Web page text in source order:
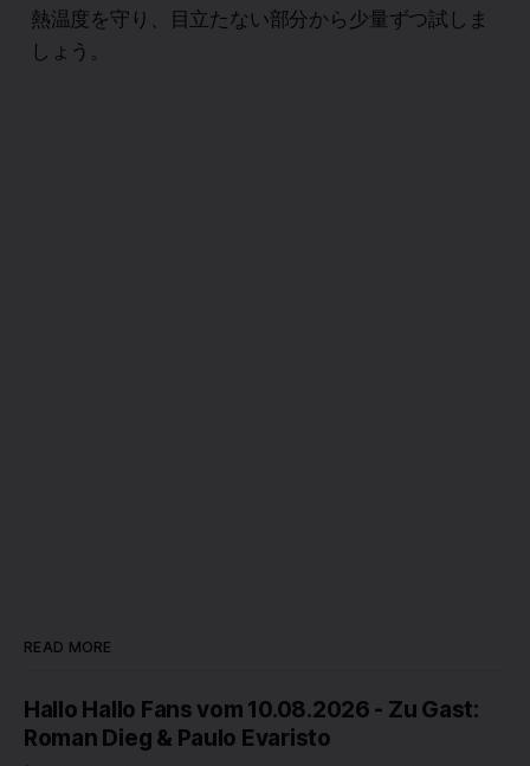
熱温度を守り、目立たない部分から少量ずつ試しま
しょう。
READ MORE
Hallo Hallo Fans vom 10.08.2026 - Zu Gast:
Roman Dieg & Paulo Evaristo